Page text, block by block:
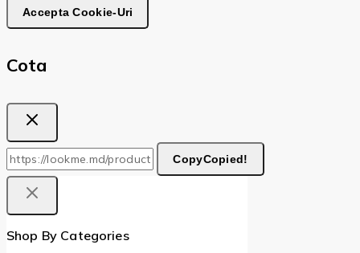
Accepta Cookie-Uri
Cota
CopyCopied!
Shop By Categories